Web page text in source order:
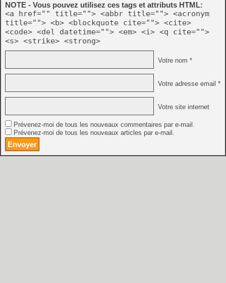
NOTE - Vous pouvez utilisez ces tags et attributs HTML:
<a href="" title=""> <abbr title=""> <acronym
title=""> <b> <blockquote cite=""> <cite>
<code> <del datetime=""> <em> <i> <q cite="">
<s> <strike> <strong>
Votre nom *
Votre adresse email *
Votre site internet
Prévenez-moi de tous les nouveaux commentaires par e-mail.
Prévenez-moi de tous les nouveaux articles par e-mail.